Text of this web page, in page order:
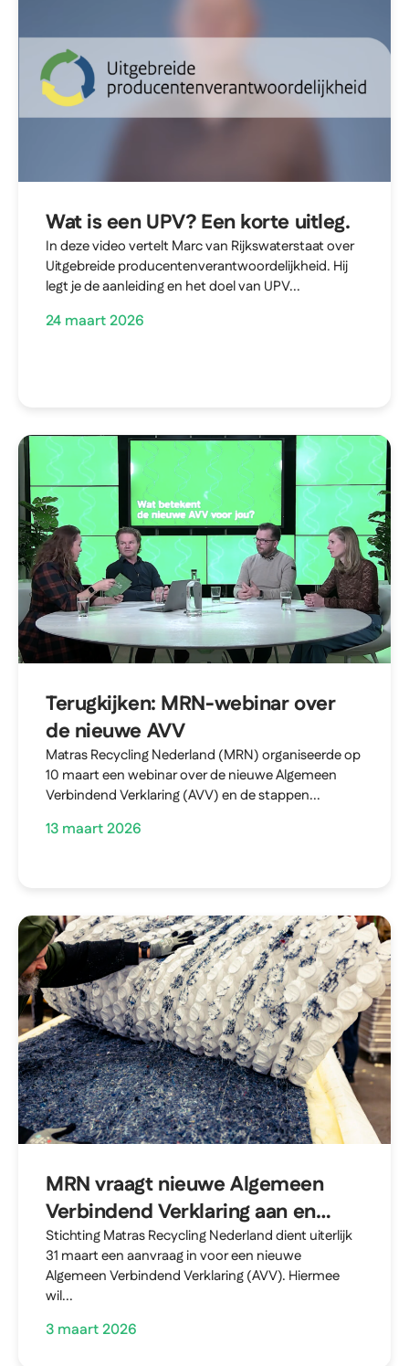
Wat is een UPV? Een korte uitleg.
In deze video vertelt Marc van Rijkswaterstaat over
Uitgebreide producentenverantwoordelijkheid. Hij
legt je de aanleiding en het doel van UPV...
24 maart 2026
Terugkijken: MRN-webinar over
de nieuwe AVV
Matras Recycling Nederland (MRN) organiseerde op
10 maart een webinar over de nieuwe Algemeen
Verbindend Verklaring (AVV) en de stappen...
13 maart 2026
MRN vraagt nieuwe Algemeen
Verbindend Verklaring aan en
breidt verantwoordelijkheden uit
naar alle matrassen in Nederland
Stichting Matras Recycling Nederland dient uiterlijk
31 maart een aanvraag in voor een nieuwe
Algemeen Verbindend Verklaring (AVV). Hiermee
wil...
3 maart 2026